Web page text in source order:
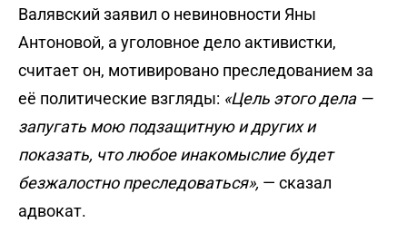
Валявский заявил о невиновности Яны
Антоновой, а уголовное дело активистки,
считает он, мотивировано преследованием за
её политические взгляды: «Цель этого дела —
запугать мою подзащитную и других и
показать, что любое инакомыслие будет
безжалостно преследоваться», — сказал
адвокат.